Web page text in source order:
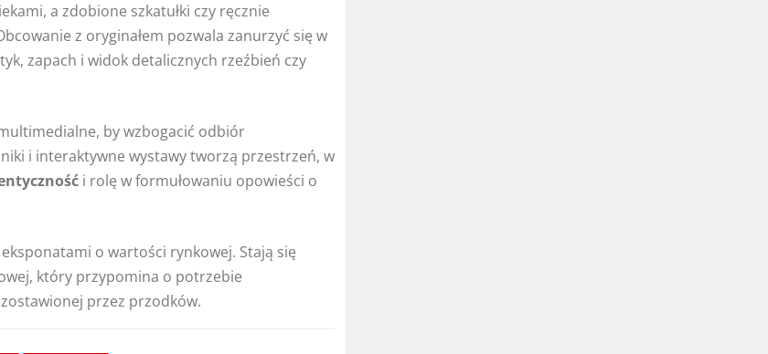
a zdobione szkatułki czy ręcznie
z oryginałem pozwala zanurzyć się w
zapach i widok detalicznych rzeźbień czy
by wzbogacić odbiór
i interaktywne wystawy tworzą przestrzeń, w
i rolę w formułowaniu opowieści o
o wartości rynkowej. Stają się
który przypomina o potrzebie
przez przodków.